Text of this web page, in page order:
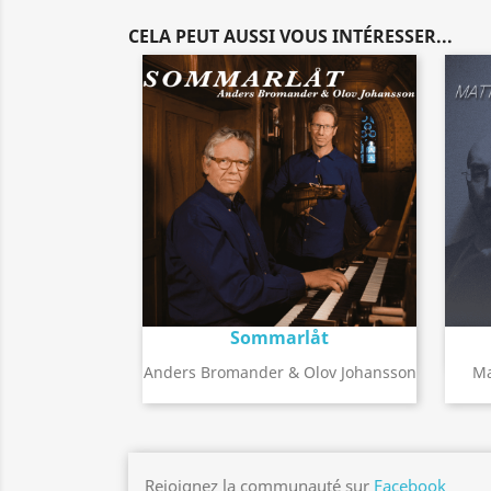
CELA PEUT AUSSI VOUS INTÉRESSER...
Sommarlåt
Anders Bromander & Olov Johansson
Détail de l'album
Rejoignez la communauté sur Facebook